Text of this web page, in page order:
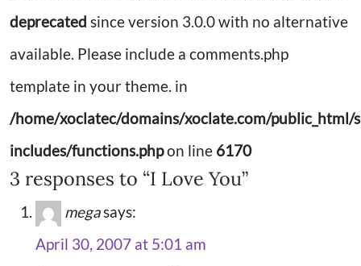
deprecated since version 3.0.0 with no alternative
available. Please include a comments.php
template in your theme. in
/home/xoclatec/domains/xoclate.com/public_html/
includes/functions.phpon line 6170
3 responses to “I Love You”
megasays:
April 30, 2007 at 5:01 am